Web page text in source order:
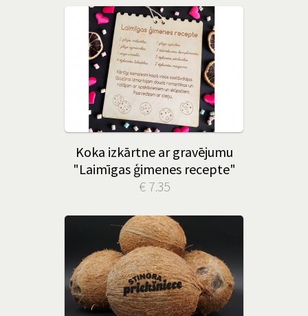
Koka izkārtne ar gravējumu
"Laimīgas ģimenes recepte"
€ 7.35